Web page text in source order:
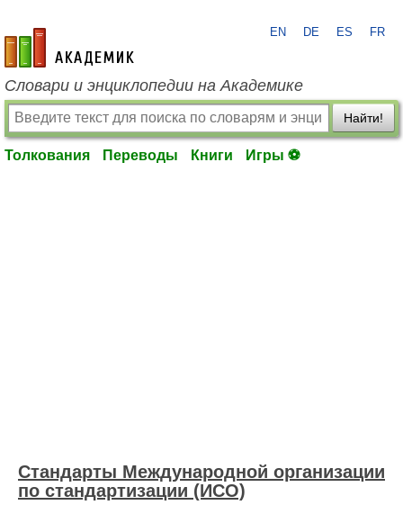
academic.ru
EN DE ES FR
Словари и энциклопедии на Академике
Найти!
Толкования Переводы Книги Игры ⚽
Стандарты Международной организации
по стандартизации (ИСО)